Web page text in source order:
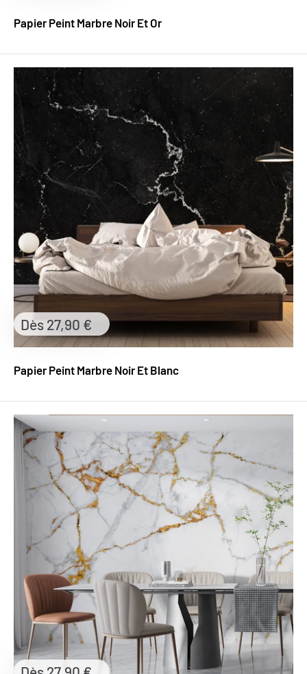
Papier Peint Marbre Noir Et Or
Papier Peint Marbre Noir Et Blanc
Prix
réduit
Dès 27,90 €
Prix